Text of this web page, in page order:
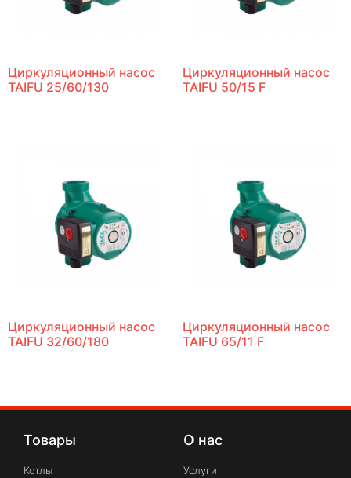
Циркуляционный насос
TAIFU 25/60/130
Циркуляционный насос
TAIFU 50/15 F
Циркуляционный насос
TAIFU 32/60/180
Циркуляционный насос
TAIFU 65/11 F
Товары
Котлы
О нас
Услуги